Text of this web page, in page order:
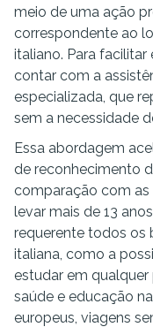
meio de uma ação
correspondente ao
italiano. Para
contar com a
especializada, que
sem a necessidade
Essa abordagem
de reconhecimento
comparação com as
levar mais de 13
requerente todos os
italiana, como a
estudar em qualquer
saúde e educação
europeus, viagens